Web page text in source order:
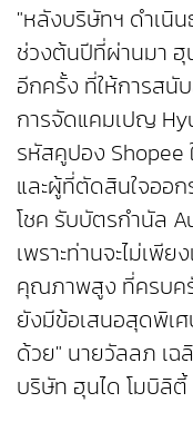
"หลังบริษัทฯ ดำเนิน
ช่วงต้นปีที่ผ่านมา
อีกครั้ง ที่ให้การส
การจัดแคมเปญ
รหัสคูปอง
และผู้ที่ตัดสินใจออ
โชค รับบัตรกำนัล
เพราะท่านจะไม่เพี
คุณภาพสูง ที่ครบค
ยังมีข้อเสนอสุดพิเ
ด้วย" นายวัลลภ เฉ
บริษัท ฮุนได โมบิลิตี้